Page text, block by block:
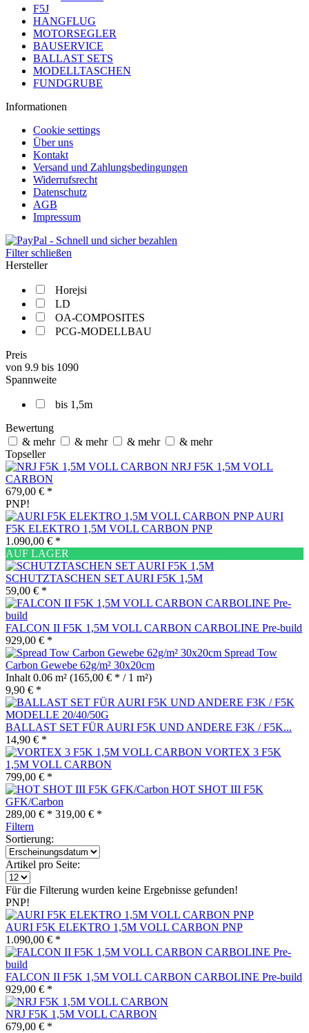
F5J
HANGFLUG
MOTORSEGLER
BAUSERVICE
BALLAST SETS
MODELLTASCHEN
FUNDGRUBE
Informationen
Cookie settings
Über uns
Kontakt
Versand und Zahlungsbedingungen
Widerrufsrecht
Datenschutz
AGB
Impressum
Filter schließen
Hersteller
Horejsi
LD
OA-COMPOSITES
PCG-MODELLBAU
Preis
von 9.9 bis 1090
Spannweite
bis 1,5m
Bewertung
& mehr
& mehr & mehr
& mehr
Topseller
NRJ F5K 1,5M VOLL
CARBON
679,00 € *
PNP!
AURI
F5K ELEKTRO 1,5M VOLL CARBON PNP
1.090,00 € *
AUF LAGER
SCHUTZTASCHEN SET AURI F5K 1,5M
59,00 € *
FALCON II F5K 1,5M VOLL CARBON CARBOLINE Pre-build
929,00 € *
Spread Tow
Carbon Gewebe 62g/m² 30x20cm
Inhalt 0.06 m² (165,00 € * / 1 m²)
9,90 € *
BALLAST SET FÜR AURI F5K UND ANDERE F3K / F5K...
14,90 € *
VORTEX 3 F5K
1,5M VOLL CARBON
799,00 € *
HOT SHOT III F5K
GFK/Carbon
289,00 € * 319,00 € *
Filtern
Sortierung:
Artikel pro Seite:
Für die Filterung wurden keine Ergebnisse gefunden!
PNP!
AURI F5K ELEKTRO 1,5M VOLL CARBON PNP
1.090,00 € *
FALCON II F5K 1,5M VOLL CARBON CARBOLINE Pre-build
929,00 € *
NRJ F5K 1,5M VOLL CARBON
679,00 € *